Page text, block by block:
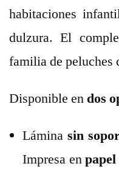
habitaciones
dulzura. El
familia de peluches
Disponible en dos
Lámina sin
Impresa en